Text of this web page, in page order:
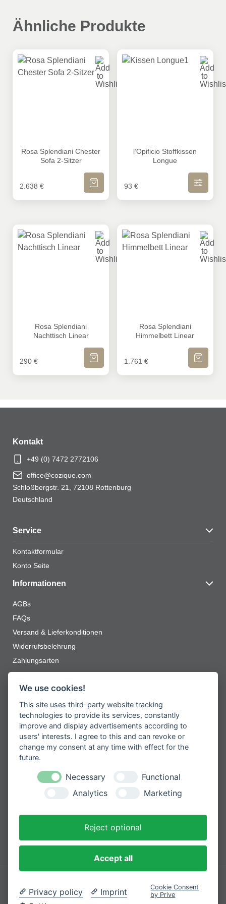
Ähnliche Produkte
Rosa Splendiani Chester
Sofa 2-Sitzer
2.638 €
IN DEN WARENKORB
l’Opificio Stoffkissen
Longue
93 €
Dieses Produkt
Rosa Splendiani
Nachttisch Linear
290 €
IN DEN WARENKORB
Rosa Splendiani
Himmelbett Linear
1.761 €
IN DEN
MEHR ANZEIGEN
Kontakt
+49 (0) 7472 2772106
office@cozique.com
Schloßbergstr. 21, 72108 Rottenburg
Deutschland
Service
Kontaktformular
Konto Seite
Informationen
AGBs
FAQs
Versand & Lieferkonditionen
Widerrufsbelehrung
Zahlungsarten
Jetzt zum Newsletter anmelden
Erhalten Sie spannende Angebote und
neueste Informationen zu unseren
Produkten
Please
field
Mit der Anmeldung zum Newsletter
stimmen Sie zu, dass wir Ihre
Informationen im Rahmen unserer
© 2026 Cozique
We use cookies!
This site uses third-party website tracking
technologies to provide its services, constantly
improve and display advertisements according to
users' interests. I agree to this and can revoke or
change my consent at any time with effect for the
future.
Necessary
Functional
Analytics
Marketing
Reject optional
Accept all
Privacy policy
Imprint
Cookie Consent
by Prive